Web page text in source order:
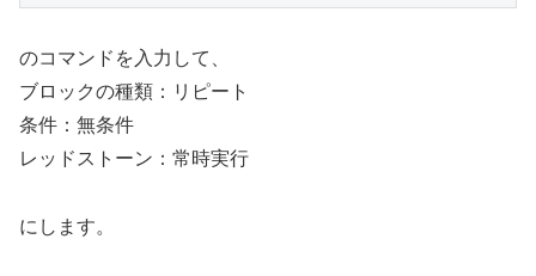
のコマンドを入力して、
ブロックの種類：リピート
条件：無条件
レッドストーン：常時実行
にします。